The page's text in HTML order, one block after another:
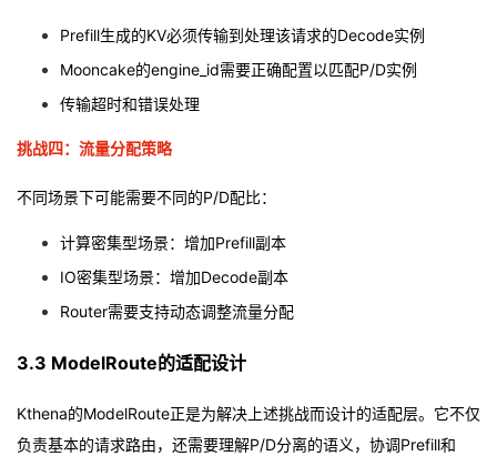
Prefill生成的KV必须传输到处理该请求的Decode实例
Mooncake的engine_id需要正确配置以匹配P/D实例
传输超时和错误处理
挑战四：流量分配策略
不同场景下可能需要不同的P/D配比：
计算密集型场景：增加Prefill副本
IO密集型场景：增加Decode副本
Router需要支持动态调整流量分配
3.3 ModelRoute的适配设计
Kthena的ModelRoute正是为解决上述挑战而设计的适配层。它不仅
负责基本的请求路由，还需要理解P/D分离的语义，协调Prefill和